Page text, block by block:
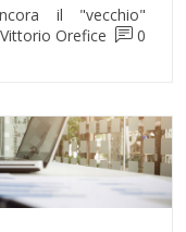
il "vecchio"
Vittorio Orefice 0